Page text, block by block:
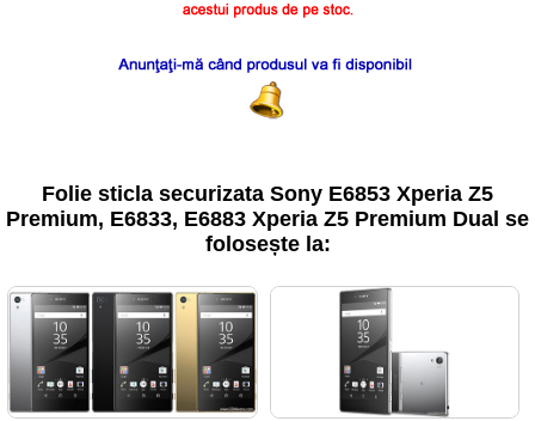
Folie sticla securizata Sony E6853 Xperia Z5
Premium, E6833, E6883 Xperia Z5 Premium Dual se
folosește la: